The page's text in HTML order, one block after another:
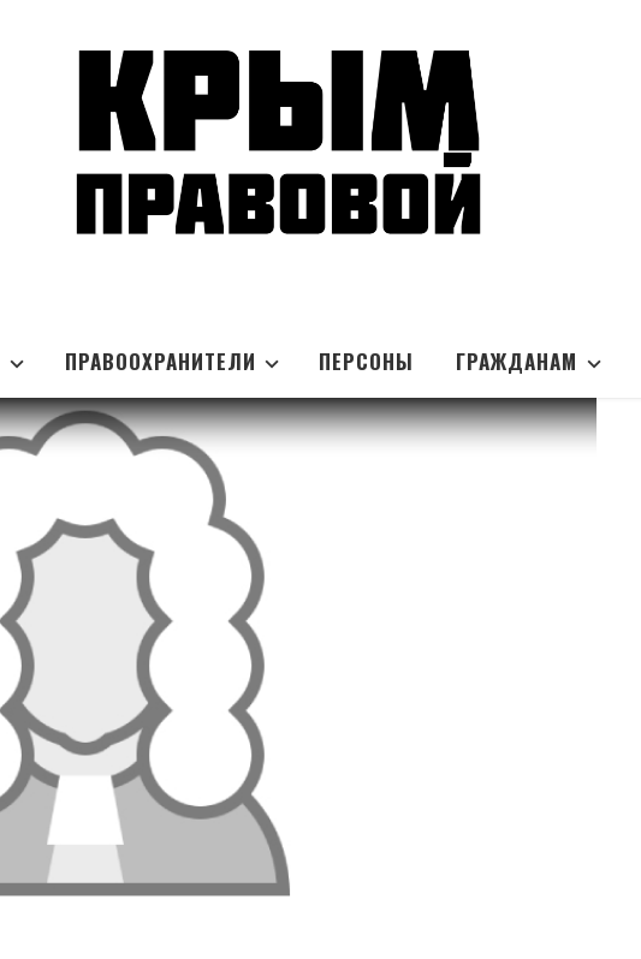
ПРАВООХРАНИТЕЛИ ПЕРСОНЫ ГРАЖДАНАМ